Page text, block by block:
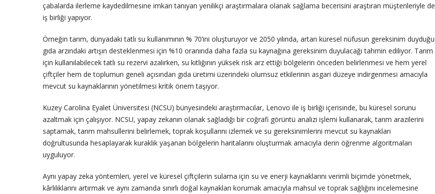
çabalarda ilerleme kaydedilmesine imkan tanıyan yenilikçi araştırmalara olanak sağlama becerisini araştıran müşterileriyle de
iş birliği yapıyor.
Örneğin tarım, dünyadaki tatlı su kullanımının % 70’ini oluşturuyor ve 2050 yılında, artan küresel nüfusun gereksinim duyduğu
gıda arzındaki artışın desteklenmesi için %10 oranında daha fazla su kaynağına gereksinim duyulacağı tahmin ediliyor. Tarım
için kullanılabilecek tatlı su rezervi azalırken, su kıtlığının yüksek risk arz ettiği bölgelerin önceden belirlenmesi ve hem yerel
çiftçiler hem de toplumun geneli açısından gıda üretimi üzerindeki olumsuz etkilerinin asgari düzeye indirgenmesi amacıyla
mevcut su kaynaklarının yönetilmesi kritik önem taşıyor.
Kuzey Carolina Eyalet Üniversitesi (NCSU) bünyesindeki araştırmacılar, Lenovo ile iş birliği içerisinde, bu küresel sorunu
azaltmak için çalışıyor. NCSU, yapay zekanın olanak sağladığı bir coğrafi görüntü analizi işlemi kullanarak, tarım arazilerini
saptamak, tarım mahsullerini belirlemek, toprak koşullarını izlemek ve su gereksinimlerini mevcut su kaynakları
doğrultusunda hesaplayarak kuraklık yaşanan bölgelerin haritalarını oluşturmak amacıyla derin öğrenme algoritmaları
uyguluyor.
Aynı yapay zeka yöntemleri, yerel ve küresel çiftçilerin sulama için su ve enerji kaynaklarını verimli biçimde yönetmek,
kârlılıklarını artırmak ve aynı zamanda sınırlı doğal kaynakları korumak amacıyla mahsul ve toprak sağlığını incelemesine